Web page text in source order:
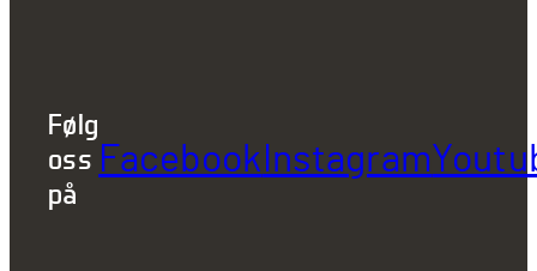
Følg
oss
på
Facebook Instagram